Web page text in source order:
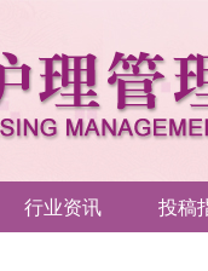
行业资讯 投稿